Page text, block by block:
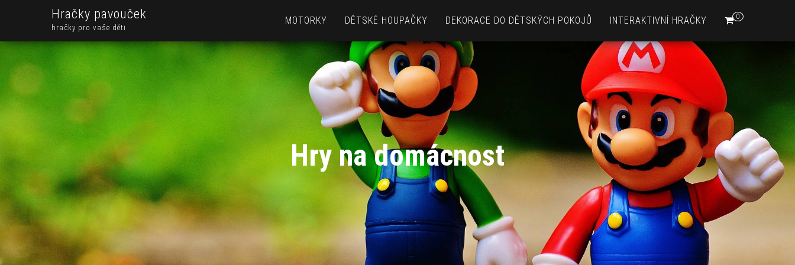
Hračky pavouček
hračky pro vaše děti
0
MOTORKY DĚTSKÉ HOUPAČKY DEKORACE DO DĚTSKÝCH POKOJŮ INTERAKTIVNÍ HRAČKY
Hry na domácnost